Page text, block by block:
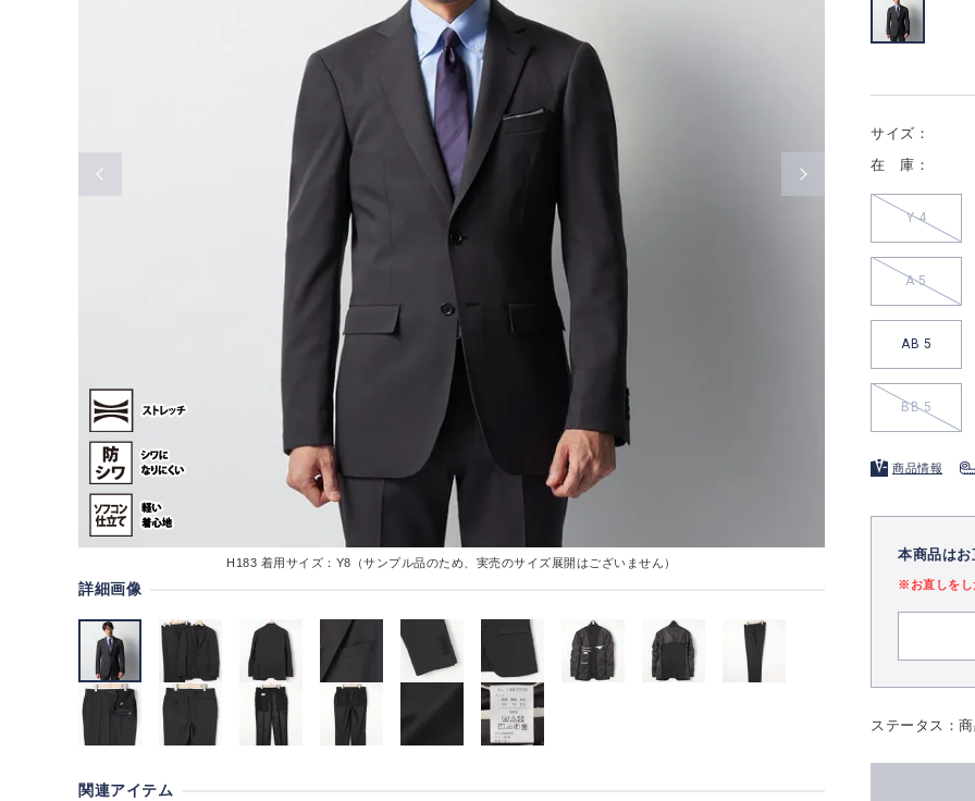
H183 着用サイズ：Y8（サンプル品のため、実売のサイズ展開はございません）
詳細画像
関連アイテム
サイズ：
在 庫：
Y 4
A 5
AB 5
BB 5
商品情報
本商品は
※お直しをし
ステータス：